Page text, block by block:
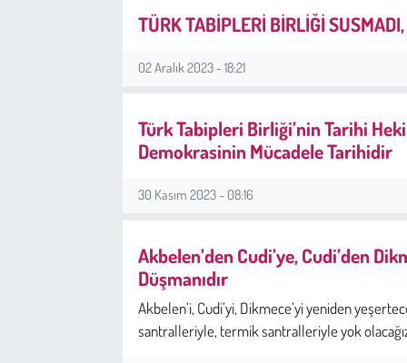
TÜRK TABİPLERİ BİRLİĞİ
02 Aralık 2023 - 18:21
Türk Tabipleri Birliği’nin Tarihi
Demokrasinin Mücadele Tarihidir
30 Kasım 2023 - 08:16
Akbelen’den Cudi’ye, Cudi’den
Düşmanıdır
Akbelen’i, Cudi’yi, Dikmece’yi yeniden
santralleriyle, termik santralleriyle yok